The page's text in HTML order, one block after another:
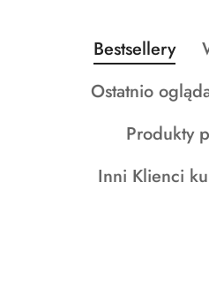
Pomiń karuzelę
Produkty
o
statusie:
Bestsellery
Produkty
statusie:
Ostatnio
Produkty
statusie:
Produkty
Produkty
Inni Klienci